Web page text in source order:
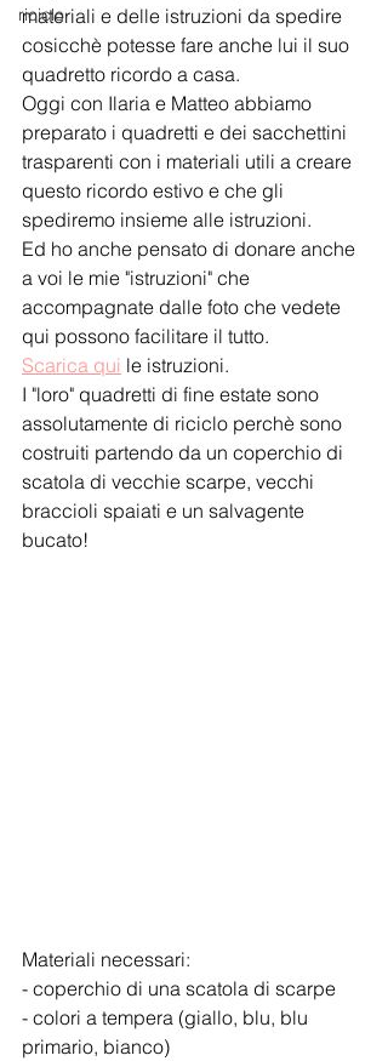
riciclo
materiali e delle istruzioni da spedire
cosicchè potesse fare anche lui il suo
quadretto ricordo a casa.
Oggi con Ilaria e Matteo abbiamo
preparato i quadretti e dei sacchettini
trasparenti con i materiali utili a creare
questo ricordo estivo e che gli
spediremo insieme alle istruzioni.
Ed ho anche pensato di donare anche
a voi le mie "istruzioni" che
accompagnate dalle foto che vedete
qui possono facilitare il tutto.
Scarica qui le istruzioni.
I "loro" quadretti di fine estate sono
assolutamente di riciclo perchè sono
costruiti partendo da un coperchio di
scatola di vecchie scarpe, vecchi
braccioli spaiati e un salvagente
bucato!
Materiali necessari:
- coperchio di una scatola di scarpe
- colori a tempera (giallo, blu, blu
primario, bianco)